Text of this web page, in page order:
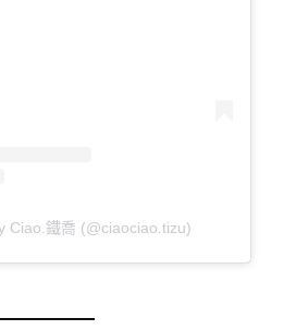
Ciao.鐵喬 (@ciaociao.tizu)